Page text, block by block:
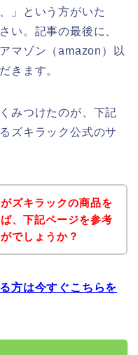
」という方がいた
い。記事の最後に、
マゾン（amazon）以
きます。
みつけたのが、下記
ズキラック公式のサ
ズキラックの商品を
、下記ページを参考
でしょうか？
方は今すぐこちらを